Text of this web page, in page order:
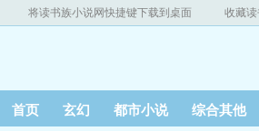
将读书族小说网快捷键下载到桌面 收藏读
首页 玄幻 都市小说 综合其他